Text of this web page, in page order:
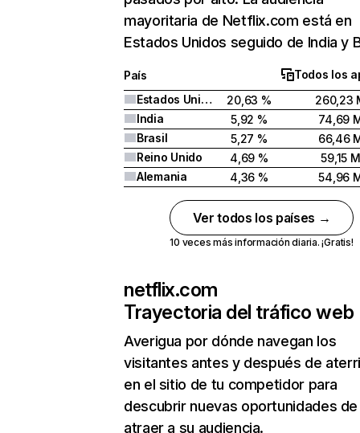
mayoritaria de Netflix.com está en
Estados Unidos seguido de India y
País
Todos los
Estados Unidos
20,63 %
260,23
India
5,92 %
74,69
Brasil
5,27 %
66,46
Reino Unido
4,69 %
59,15 M
Alemania
4,36 % 54,96
Ver todos los países →
10 veces más información diaria. ¡Gratis!
netflix.com
Trayectoria del tráfico web
Averigua por dónde navegan los
visitantes antes y después de
en el sitio de tu competidor para
descubrir nuevas oportunidades de
atraer a su audiencia.